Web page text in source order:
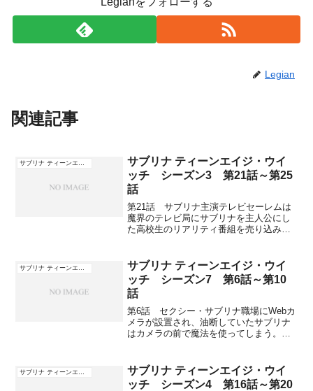
Legian
関連記事
サブリナ ティーンエイジ・ウイッチ
サブリナ ティーンエイジ・ウイ
ッチ シーズン3 第21話～第25
話
第21話 サブリナ主演テレビセーレムは
魔界のテレビ局にサブリナを主人公にし
た高校生のリアリティ番組を売り込み、
るのだが、本人はまだそれを知らない。
学校の安全を守る安全...
サブリナ ティーンエイジ・ウイ
ッチ シーズン7 第6話～第10
話
第6話 セクシー・サブリナ職場にWebカ
メラが設置され、油断していたサブリナ
はカメラの前で魔法を使ってしまう。証
れてパソコンに閉じ込められてしまっ
た。翌朝、パソコンを起...
サブリナ ティーンエイジ・ウイ
ッチ シーズン4 第16話～第20